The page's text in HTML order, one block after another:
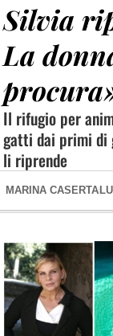
Silvia
La
Il rifugio per
gatti dai primi di
li riprende
MARINA CASERTA